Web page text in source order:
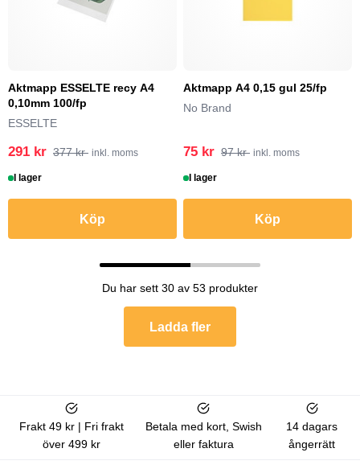
Aktmapp ESSELTE recy A4
0,10mm 100/fp
ESSELTE
291 kr 377 kr inkl. moms
I lager
Köp
Aktmapp A4 0,15 gul 25/fp
No Brand
75 kr 97 kr inkl. moms
I lager
Köp
Du har sett 30 av 53 produkter
Ladda fler
Frakt 49 kr | Fri frakt
över 499 kr
Betala med kort, Swish
eller faktura
14 dagars
ångerrätt